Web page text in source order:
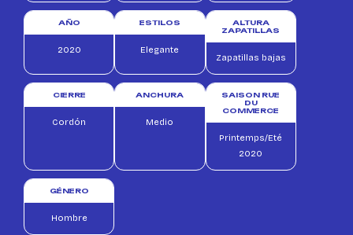
AÑO
2020
ESTILOS
Elegante
ALTURA
ZAPATILLAS
Zapatillas bajas
CIERRE
Cordón
ANCHURA
Medio
SAISON RUE
DU
COMMERCE
Printemps/Eté
2020
GÉNERO
Hombre